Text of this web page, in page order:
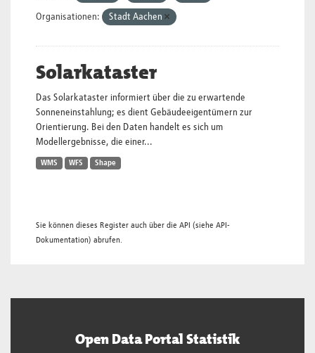
Organisationen: Stadt Aachen
Solarkataster
Das Solarkataster informiert über die zu erwartende
Sonneneinstahlung; es dient Gebäudeeigentümern zur
Orientierung. Bei den Daten handelt es sich um
Modellergebnisse, die einer...
WMS WFS Shape
Sie können dieses Register auch über die API (siehe API-
Dokumentation) abrufen.
Open Data Portal Statistik